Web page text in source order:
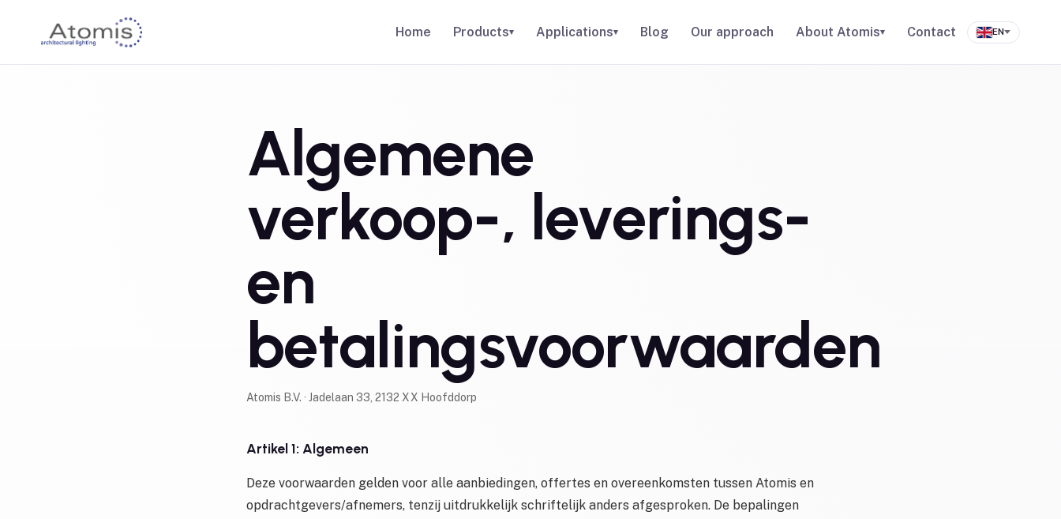
Home Products▾ Applications▾ Blog Our approach About Atomis▾ Contact EN
Algemene
verkoop-, leverings-
en
betalingsvoorwaarden
Atomis B.V. · Jadelaan 33, 2132 XX Hoofddorp
Artikel 1: Algemeen
Deze voorwaarden gelden voor alle aanbiedingen, offertes en overeenkomsten tussen Atomis en
opdrachtgevers/afnemers, tenzij uitdrukkelijk schriftelijk anders afgesproken. De bepalingen